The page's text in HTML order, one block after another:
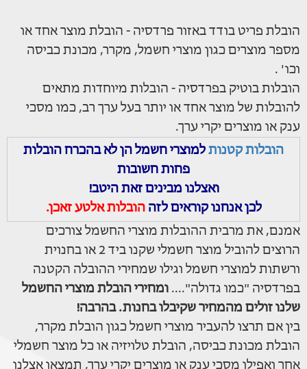
הובלת פריט בודד באזור פרדסיה - הובלת מוצר אחד או
מספר מוצרים כגון מוצרי חשמל, מקרר, מכונת כביסה
וכו' .
הובלות בוטיק בפרדסיה - הובלות מיוחדות מתאים
להובלות של מוצר אחד או יותר בעל ערך רב, כמו מסכי
ענק או מוצרים יקרי ערך.
הובלות קטנות למוצרי חשמל הן לא בהכרח הובלות
פחות חשובות
ואצלנו מבינים זאת היטב!
לכן אנחנו קוראים לזההובלות אלטע זאכן.
אמנם, את מרבית ההובלות מוצרי החשמל צורכים
הרוצים להוביל מוצר חשמלי שקנו ביד 2 או בחנוית
ורשתות למוצרי חשמל וגילו שמחירי ההובלה הקטנה
בפרדסיה "כמו גדולה".... ומחירי הובלת מוצרי החשמל
שלנו זולים מהמחיר שקיבלו בחנות. בהרבה!
בין אם תרצו להעביר מוצרי חשמל כגון הובלת מקרר,
הובלת מכונת כביסה, הובלת טלויזיה או כל מוצר חשמלי
אחר ואפילו מסכי ענק או מוצרים יקרי ערך, תמצאו אצלנו